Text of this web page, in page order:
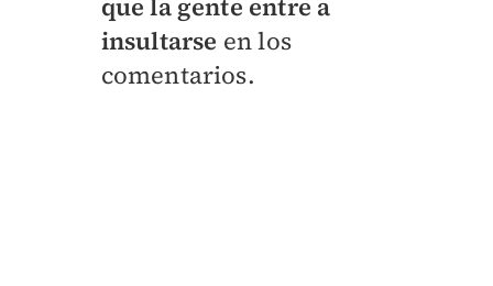
insultarse en los
comentarios.